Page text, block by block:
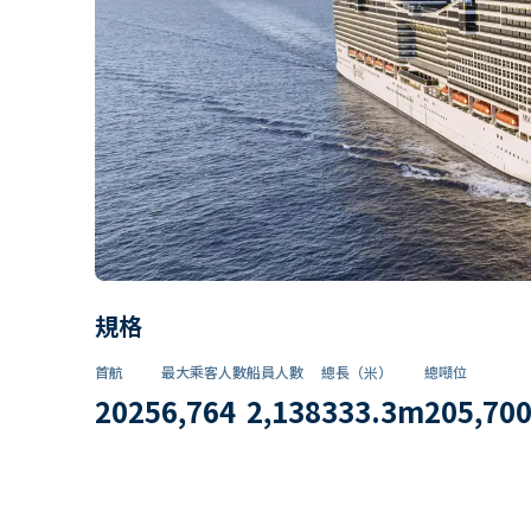
規格
首航
2025
最大乘客人數
6,764
船員人數
2,138
總長（米）
333.3m
總噸位
205,700